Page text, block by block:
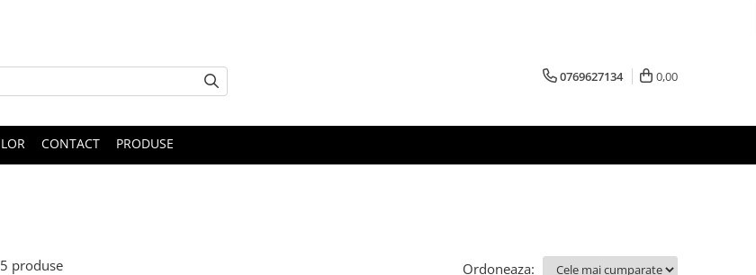
0769627134 0,00
CONTACT PRODUSE
5 produse Ordoneaza: